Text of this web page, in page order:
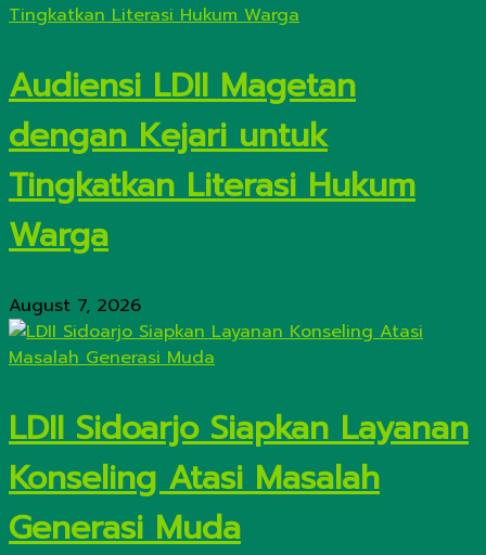
Audiensi LDII Magetan
dengan Kejari untuk
Tingkatkan Literasi Hukum
Warga
August 7, 2026
LDII Sidoarjo Siapkan Layanan
Konseling Atasi Masalah
Generasi Muda